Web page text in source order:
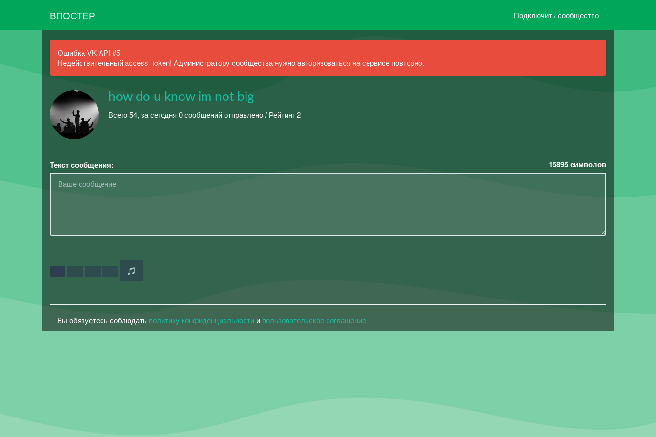
ВПОСТЕР Подключить сообщество
Ошибка VK API #5
Недействительный access_token! Администратору сообщества нужно авторизоваться на сервисе повторно.
how do u know im not big
Всего 54, за сегодня 0 сообщений отправлено / Рейтинг 2
Текст сообщения: 15895символов
Вы обязуетесь соблюдать политику конфиденциальности и пользовательское соглашение